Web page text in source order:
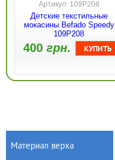
Артикул: 109P208
Детские текстильные
мокасины Befado Speedy
109P208
400грн.
Материал верха